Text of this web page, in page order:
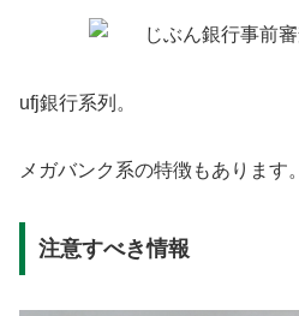
ufj銀行系列。
メガバンク系の特徴もあります。
注意すべき情報